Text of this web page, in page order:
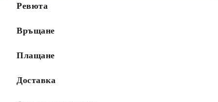
Ревюта
Връщане
Плащане
Доставка